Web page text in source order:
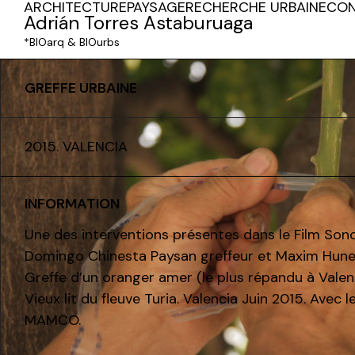
Adrián Torres Astaburuaga
*BIOarq & BIOurbs
ARCHITECTUREPAYSAGERECHERCHE URBAINE
GREFFE URBAINE
2015. VALENCIA
INFORMATION
Une des interventions présentes dans le Film
Domingo Chinesta Paysan greffeur et Maxim
Greffe d’un oranger amer (le plus répandu à
Vieux lit du fleuve Turia. Valencia Juin 2015. Avec
MAMCO.